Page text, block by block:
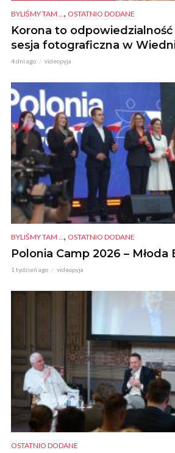
BYLIŚMY TAM ..., OSTATNIO DODANE
Korona to odpowiedzialność
sesja fotograficzna w
4 dni ago videopyja
BYLIŚMY TAM ..., OSTATNIO DODANE
Polonia Camp 2026 – Młoda
1 tydzień ago videopyja
OSTATNIO DODANE